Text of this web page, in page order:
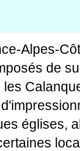
Alpes-
de
églises,